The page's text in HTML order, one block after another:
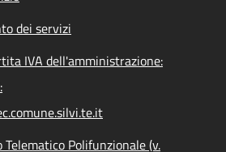
dei servizi
IVA dell'amministrazione:
Polifunzionale (v.